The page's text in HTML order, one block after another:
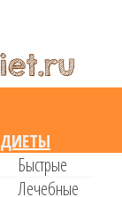
ДИЕТЫ
Быстрые
Лечебные